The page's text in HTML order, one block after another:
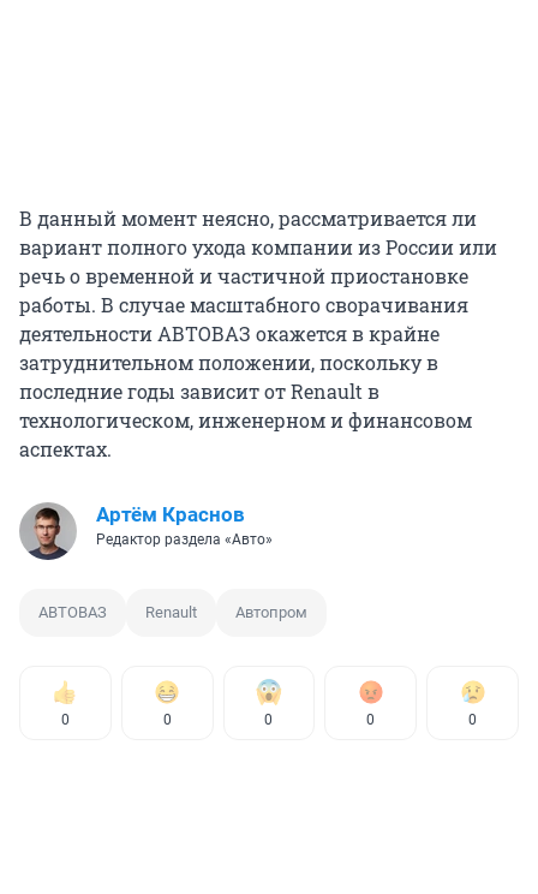
В данный момент неясно, рассматривается ли
вариант полного ухода компании из России или
речь о временной и частичной приостановке
работы. В случае масштабного сворачивания
деятельности АВТОВАЗ окажется в крайне
затруднительном положении, поскольку в
последние годы зависит от Renault в
технологическом, инженерном и финансовом
аспектах.
Артём Краснов
Редактор раздела «Авто»
АВТОВАЗ Renault Автопром
0 0 0 0 0